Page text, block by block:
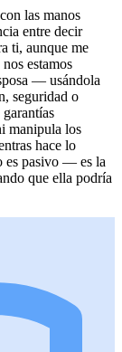
las manos
entre decir
ti, aunque me
estamos
— usándola
seguridad o
manipula los
hace lo
es pasivo — es la
que ella podría